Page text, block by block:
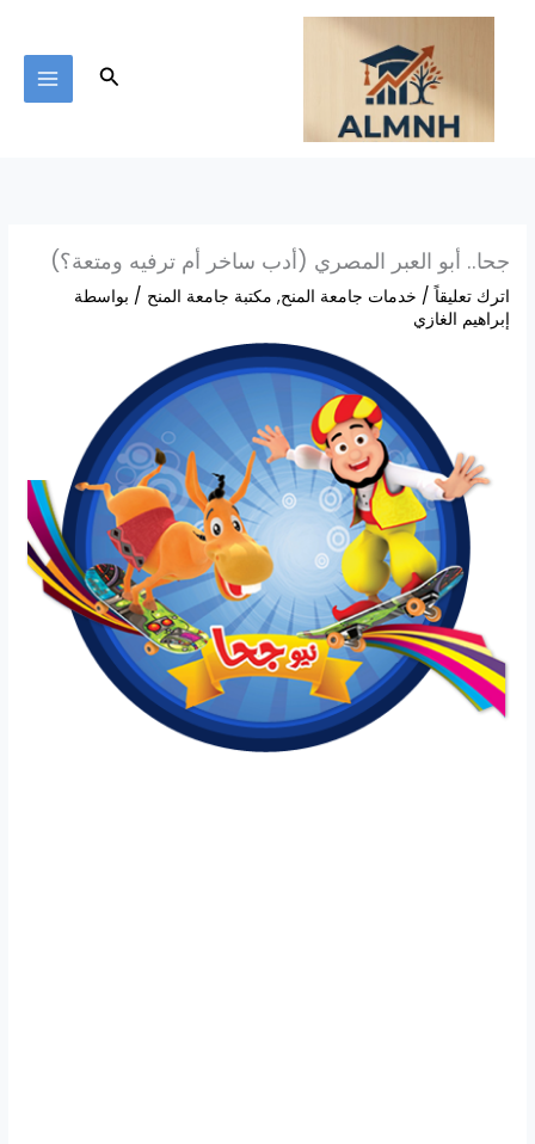
تخطي
البحث
جحا.. أبو العبر المصري (أدب ساخر أم ترفيه ومتعة؟)
اترك تعليقاً / خدمات جامعة المنح, مكتبة جامعة المنح / بواسطة
إبراهيم الغازي